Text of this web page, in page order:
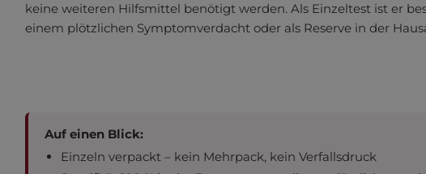
keine weiteren Hilfsmittel benötigt werden. Als Einzeltest ist er
einem plötzlichen Symptomverdacht oder als Reserve in der
Auf einen Blick:
Einzeln verpackt – kein Mehrpack, kein Verfallsdruck